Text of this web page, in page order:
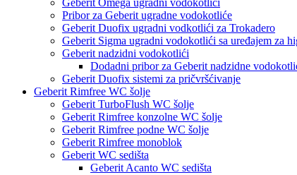
Geberit Omega ugradni vodokotlići
Pribor za Geberit ugradne vodokotliće
Geberit Duofix ugradni vodkotlići za Trokadero
Geberit Sigma ugradni vodokotlići sa uređajem za
Geberit nadzidni vodokotlići
Dodadni pribor za Geberit nadzidne
Geberit Duofix sistemi za pričvršćivanje
Geberit Rimfree WC šolje
Geberit TurboFlush WC šolje
Geberit Rimfree konzolne WC šolje
Geberit Rimfree podne WC šolje
Geberit Rimfree monoblok
Geberit WC sedišta
Geberit Acanto WC sedišta